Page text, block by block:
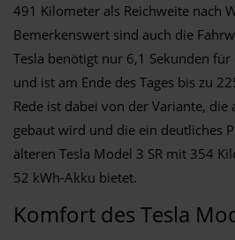
491 Kilometer als Reichweite nach
Bemerkenswert sind auch die
Tesla benötigt nur 6,1 Sekunden
und ist am Ende des Tages bis zu
Rede ist dabei von der Variante, die
gebaut wird und die ein deutliches
älteren Tesla Model 3 SR mit 354
52 kWh-Akku bietet.
Komfort des Tesla